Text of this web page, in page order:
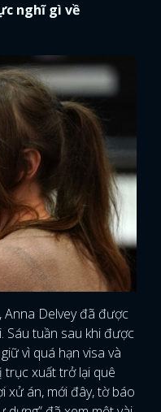
nghĩ gì về
Anna Delvey đã được
Sáu tuần sau khi được
vì quá hạn visa và
xuất trở lại quê
xử án, mới đây, tờ báo